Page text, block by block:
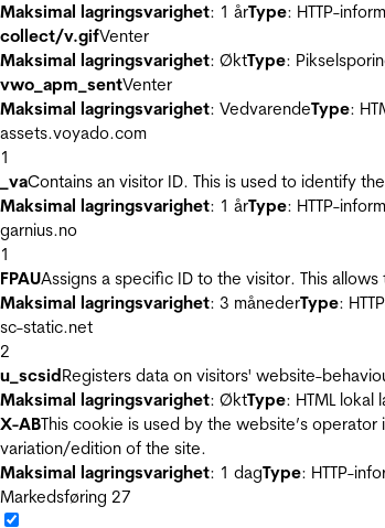
Maksimal lagringsvarighet: 1 årType: HTTP-
collect/v.gifVenter
Maksimal lagringsvarighet: ØktType:
vwo_apm_sentVenter
Maksimal lagringsvarighet: VedvarendeType:
assets.voyado.com
1
_vaContains an visitor ID. This is used to identify
Maksimal lagringsvarighet: 1 årType: HTTP-
garnius.no
1
FPAUAssigns a specific ID to the visitor. This
Maksimal lagringsvarighet: 3 månederType:
sc-static.net
2
u_scsidRegisters data on visitors' website-
Maksimal lagringsvarighet: ØktType: HTML lokal
X-ABThis cookie is used by the website’s
variation/edition of the site.
Maksimal lagringsvarighet: 1 dagType: HTTP-
Markedsføring 27